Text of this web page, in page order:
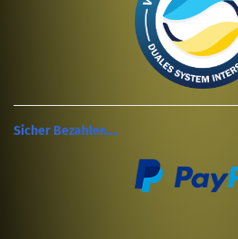
Sicher Bezahlen....